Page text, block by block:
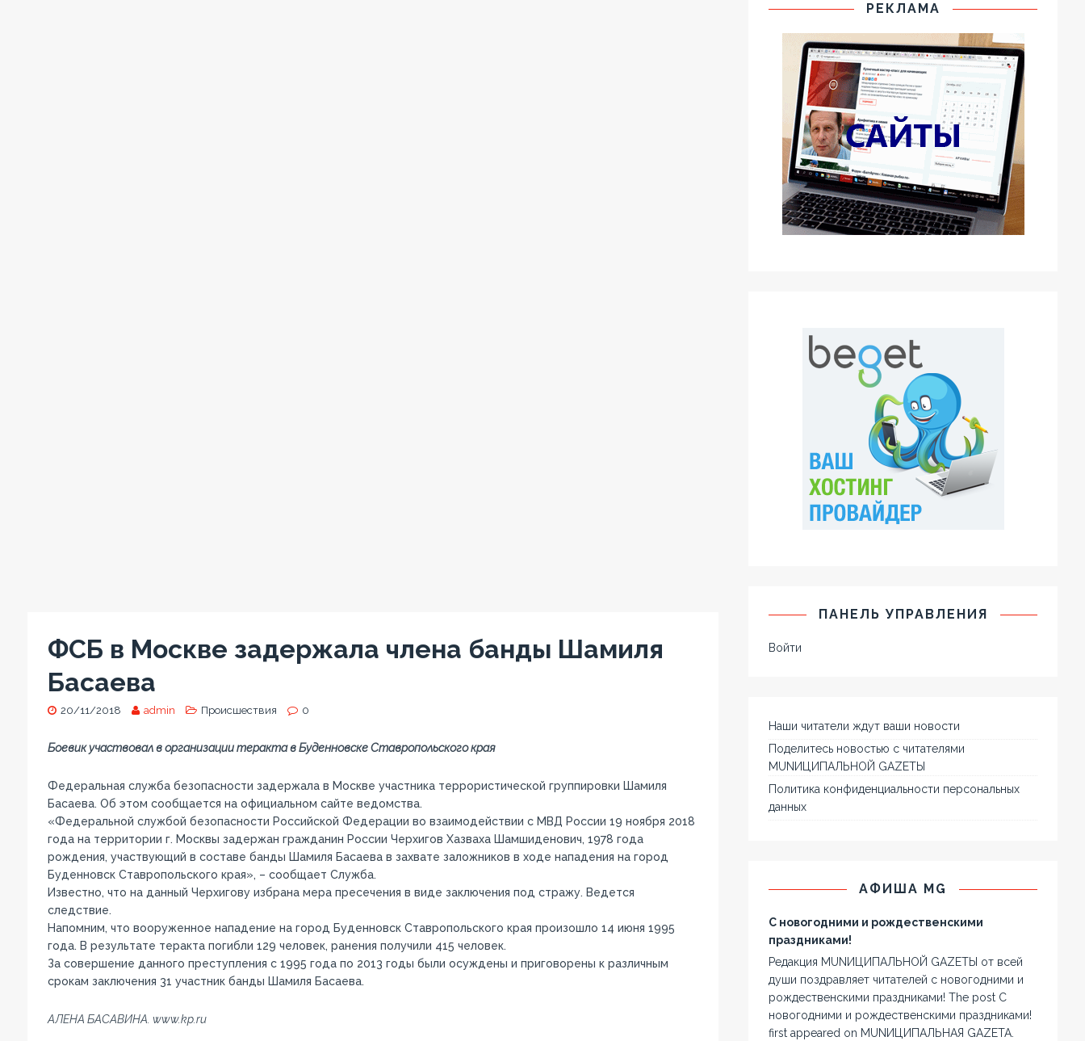
ФСБ в Москве задержала члена банды Шамиля
Басаева
20/11/2018 admin Происшествия 0
Боевик участвовал в организации теракта в Буденновске Ставропольского края
Федеральная служба безопасности задержала в Москве участника террористической группировки Шамиля
Басаева. Об этом сообщается на официальном сайте ведомства.
«Федеральной службой безопасности Российской Федерации во взаимодействии с МВД России 19 ноября 2018
года на территории г. Москвы задержан гражданин России Черхигов Хазваха Шамшиденович, 1978 года
рождения, участвующий в составе банды Шамиля Басаева в захвате заложников в ходе нападения на город
Буденновск Ставропольского края», – сообщает Служба.
Известно, что на данный Черхигову избрана мера пресечения в виде заключения под стражу. Ведется
следствие.
Напомним, что вооруженное нападение на город Буденновск Ставропольского края произошло 14 июня 1995
года. В результате теракта погибли 129 человек, ранения получили 415 человек.
За совершение данного преступления с 1995 года по 2013 годы были осуждены и приговорены к различным
срокам заключения 31 участник банды Шамиля Басаева.
АЛЕНА БАСАВИНА. www.kp.ru
РЕКЛАМА
ПАНЕЛЬ УПРАВЛЕНИЯ
Войти
Наши читатели ждут ваши новости
Поделитесь новостью с читателями
MUNИЦИПАЛЬНОЙ GAZЕТЫ
Политика конфиденциальности персональных
данных
АФИША MG
С новогодними и рождественскими
праздниками!
Редакция MUNИЦИПАЛЬНОЙ GAZЕТЫ от всей
души поздравляет читателей с новогодними и
рождественскими праздниками! The post С
новогодними и рождественскими праздниками!
first appeared on MUNИЦИПАЛЬНАЯ GAZЕТА.